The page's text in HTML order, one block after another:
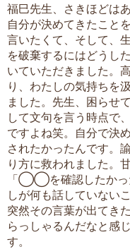
福巳先生、さきほどは
自分が決めてきたこと
言いたくて、そして、
を破棄するにはどうし
いていただきました。
り、わたしの気持ちを
ました。先生、困らせ
して文句を言う時点で
ですよね笑。自分で決
されたかったんです。
り方に救われました。
「◯◯を確認したか
しが何も話していない
突然その言葉が出てき
らっしゃるんだなと感
す。